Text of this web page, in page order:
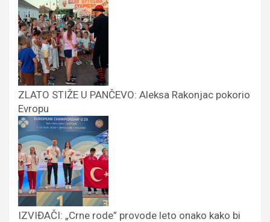
ZLATO STIŽE U PANČEVO: Aleksa Rakonjac pokorio
Evropu
IZVIĐAČI: „Crne rode” provode leto onako kako bi